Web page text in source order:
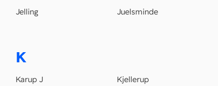
Jelling Juelsminde
K
Karup J
Kjellerup